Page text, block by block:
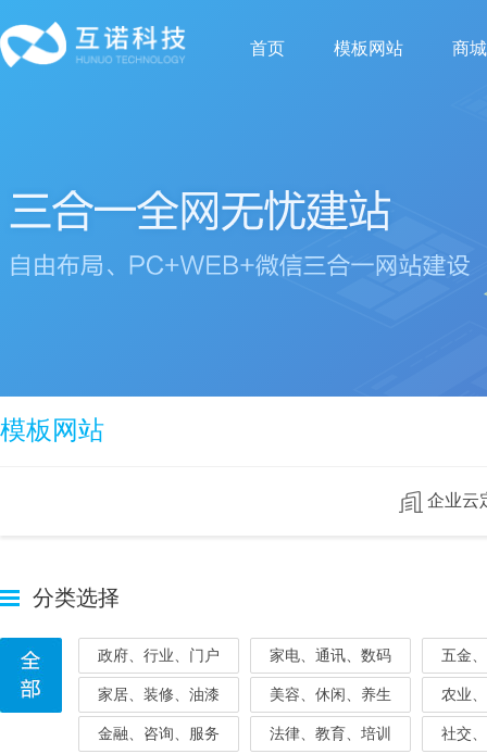
首页 模板网站 商
模板网站
企业云
分类选择
政府、行业、门户 家电、通讯、数码 五金
家居、装修、油漆 美容、休闲、养生 农业
金融、咨询、服务 法律、教育、培训 社交